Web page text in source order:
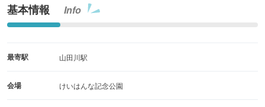
基本情報 Info
最寄駅 山田川駅
会場 けいはんな記念公園